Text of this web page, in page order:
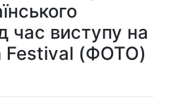
час виступу на
Festival (ФОТО)